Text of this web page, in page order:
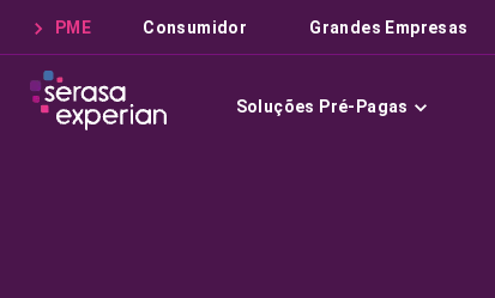
PME Consumidor Grandes Empresas
Soluções Pré-Pagas